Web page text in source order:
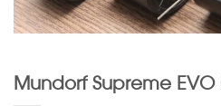
Mundorf Supreme